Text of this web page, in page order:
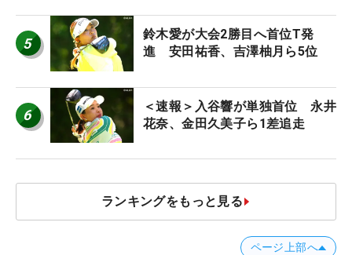
5
鈴木愛が大会2勝目へ首位T発
進 安田祐香、吉澤柚月ら5位
6
＜速報＞入谷響が単独首位 永井
花奈、金田久美子ら1差追走
ランキングをもっと見る
ページ上部へ